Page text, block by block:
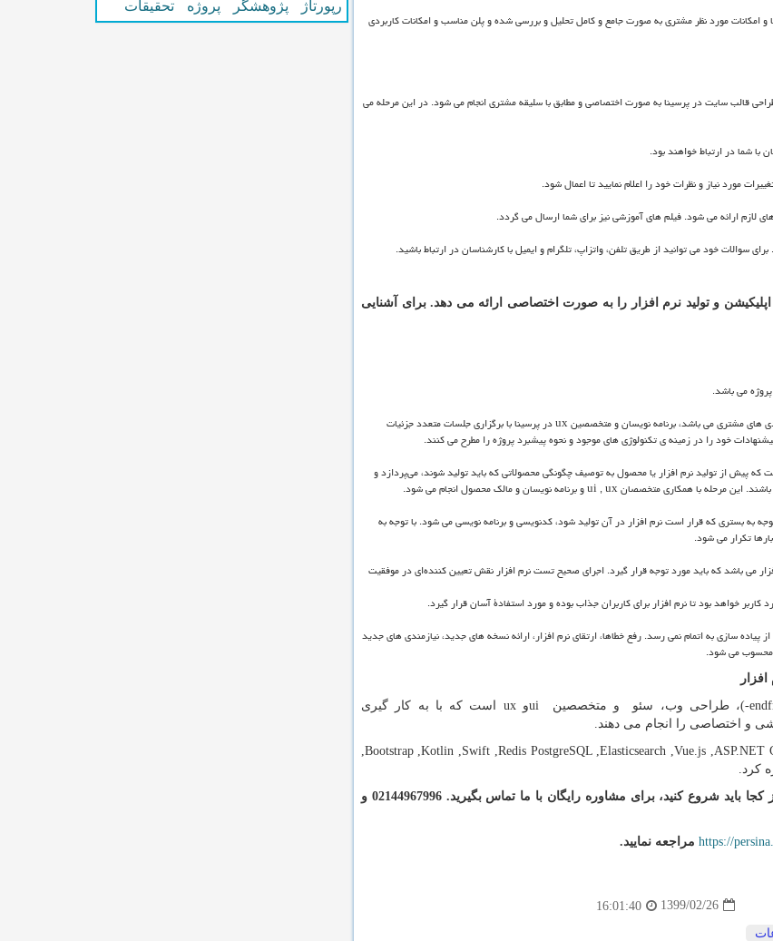
مورد نظر مشتری به صورت جامع و کامل تحلیل و بررسی شده و پلن مناسب و امکانات کاربردی
قالب سایت در پرسینا به صورت اختصاصی و مطابق با سلیقه مشتری انجام می شود. در این مرحله می
مورد نیاز و نظرات خود را اعلام نمایید تا اعمال شود.
ارائه می شود. فیلم های آموزشی نیز برای شما ارسال می گردد.
خود می توانید از طریق تلفن، واتزاپ، تلگرام و ایمیل با کارشناسان در ارتباط باشید.
و تولید نرم افزار را به صورت اختصاصی ارائه می دهد. برای آشنایی
می باشد.
های مشتری می باشد، برنامه نویسان و متخصصینuxدر پرسینا با برگزاری جلسات متعدد جزئیات
خود را در زمینه ی تکنولوژی های موجود و نحوه پیشبرد پروژه را مطرح می کنند.
پیش از تولید نرم افزار یا محصول به توصیف چگونگی محصولاتی که باید تولید شوند، می‌پردازد و
این مرحله با همکاری متخصصانui , uxو برنامه نویسان و مالک محصول انجام می شود.
به بستری که قرار است نرم افزار در آن تولید شود، کدنویسی و برنامه نویسی می شود. با توجه به
تکرار می شود.
می باشد که باید مورد توجه قرار گیرد. اجرای صحیح تست نرم افزار نقش تعیین کننده‌ای در موفقیت
خواهد بود تا نرم افزار برای کاربران جذاب بوده و مورد استفادۀ آسان قرار گیرد.
سازی به اتمام نمی رسد. رفع خطاها، ارتقای نرم افزار، ارائه نسخه های جدید، نیازمندی های جدید
محسوب می شود.
-end)، طراحی وب، سئو و متخصصین uiوux است که با به کار گیری
و اختصاصی را انجام می دهند.
,ASP.NET
,Vue.js
PostgreSQL ,Elasticsearch
,Redis
,Kotlin ,Swift
,Bootstrap
کرد.
اگر قصد راه اندازی کسب و کار آنلاین خود را دارید و نمی دانید از کجا باید شروع کنید، برای مشاوره رایگان با ما تماس بگیرید. 02144967996 و
https:// مراجعه نمایید.
1399/02/26
16:01:40
رپورتاژ
پژوهشگر پروژه تحقیقات